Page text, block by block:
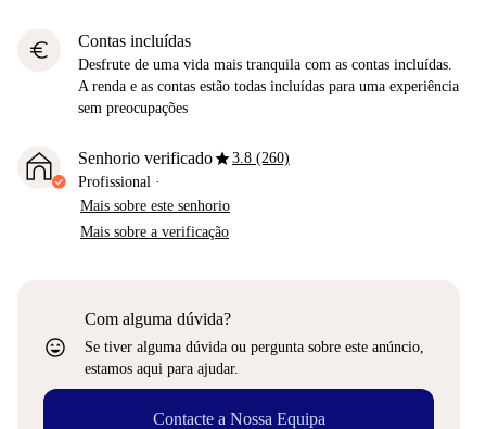
euro Contas incluídas
Desfrute de uma vida mais tranquila com as contas incluídas.
A renda e as contas estão todas incluídas para uma experiência
sem preocupações
Senhorio verificadostar3.8 (260)
Profissional ·
Mais sobre este senhorio
Mais sobre a verificação
sentiment_very_satisfied
Com alguma dúvida?
Se tiver alguma dúvida ou pergunta sobre este anúncio,
estamos aqui para ajudar.
Contacte a Nossa Equipa